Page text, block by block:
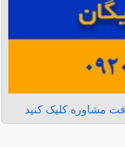
مشاوره کلیک کنید